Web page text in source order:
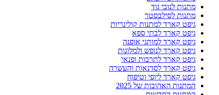
מתנות לנובי גוד
מתנות לסילבסטר
גיפט קארד למתנות קולינריות
גיפט קארד לבתי ספא
גיפט קארד למותגי אופנה
גיפט קארד לנופש ולמלונות
גיפט קארד לתרבות ופנאי
גיפט קארד לסדנאות והעשרה
גיפט קארד ליופי וטיפוח
המתנות האהובות של 2025